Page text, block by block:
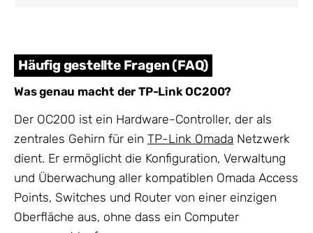
Häufig gestellte Fragen (FAQ)
Was genau macht der TP-Link OC200?
Der OC200 ist ein Hardware-Controller, der als
zentrales Gehirn für ein TP-Link Omada Netzwerk
dient. Er ermöglicht die Konfiguration, Verwaltung
und Überwachung aller kompatiblen Omada Access
Points, Switches und Router von einer einzigen
Oberfläche aus, ohne dass ein Computer